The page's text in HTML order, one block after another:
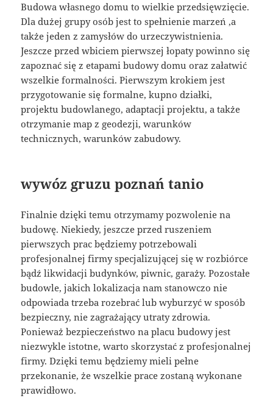
Budowa własnego domu to wielkie przedsięwzięcie.
Dla dużej grupy osób jest to spełnienie marzeń ,a
także jeden z zamysłów do urzeczywistnienia.
Jeszcze przed wbiciem pierwszej łopaty powinno się
zapoznać się z etapami budowy domu oraz załatwić
wszelkie formalności. Pierwszym krokiem jest
przygotowanie się formalne, kupno działki,
projektu budowlanego, adaptacji projektu, a także
otrzymanie map z geodezji, warunków
technicznych, warunków zabudowy.
wywóz gruzu poznań tanio
Finalnie dzięki temu otrzymamy pozwolenie na
budowę. Niekiedy, jeszcze przed ruszeniem
pierwszych prac będziemy potrzebowali
profesjonalnej firmy specjalizującej się w rozbiórce
bądź likwidacji budynków, piwnic, garaży. Pozostałe
budowle, jakich lokalizacja nam stanowczo nie
odpowiada trzeba rozebrać lub wyburzyć w sposób
bezpieczny, nie zagrażający utraty zdrowia.
Ponieważ bezpieczeństwo na placu budowy jest
niezwykle istotne, warto skorzystać z profesjonalnej
firmy. Dzięki temu będziemy mieli pełne
przekonanie, że wszelkie prace zostaną wykonane
prawidłowo.